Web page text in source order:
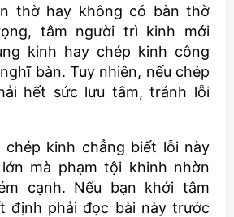
thờ hay không có bàn thờ
tâm người trì kinh mới
kinh hay chép kinh công
bàn. Tuy nhiên, nếu chép
hết sức lưu tâm, tránh lỗi
chép kinh chẳng biết lỗi này
mà phạm tội khinh nhờn
cạnh. Nếu bạn khởi tâm
định phải đọc bài này trước